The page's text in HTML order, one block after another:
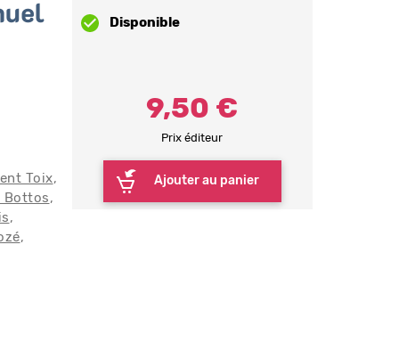
Toix
Bottos
Disponible
Prix éditeur
9,50 €
Ajouter au panier